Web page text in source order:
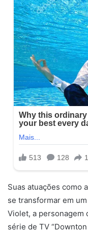
Suas atuações como
se transformar em
Violet, a personagem
série de TV